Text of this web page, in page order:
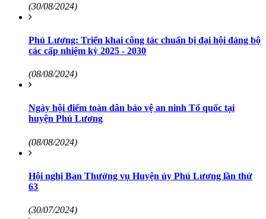
(30/08/2024)
Phú Lương: Triển khai công tác chuẩn bị đại hội đảng bộ
các cấp nhiệm kỳ 2025 - 2030
(08/08/2024)
Ngày hội điểm toàn dân bảo vệ an ninh Tổ quốc tại
huyện Phú Lương
(08/08/2024)
Hội nghị Ban Thường vụ Huyện ủy Phú Lương lần thứ
63
(30/07/2024)